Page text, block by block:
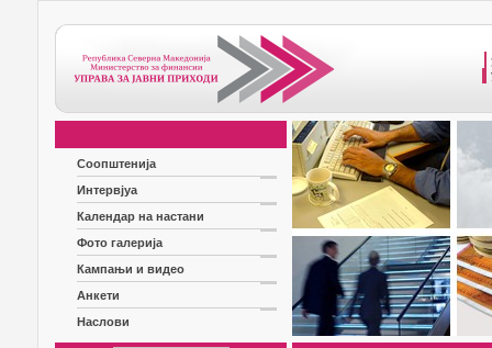
Соопштенија
Интервјуа
Календар на настани
Фото галерија
Кампањи и видео
Анкети
Наслови